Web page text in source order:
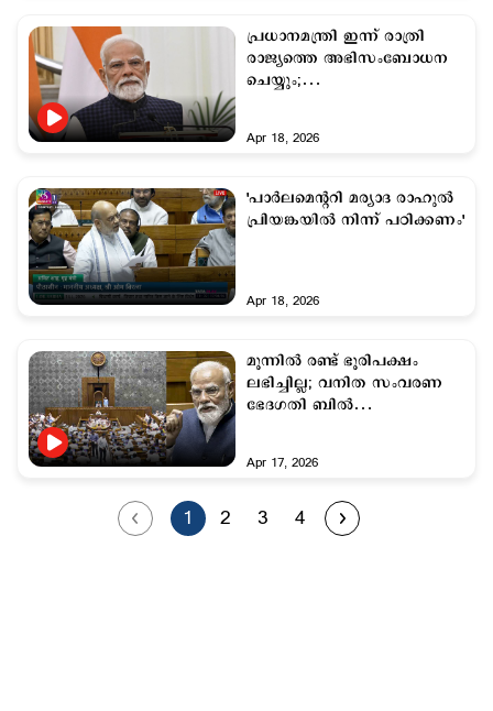
പ്രധാനമന്ത്രി ഇന്ന് രാത്രി
രാജ്യത്തെ അഭിസംബോധന
ചെയ്യും;
Apr 18, 2026
'പാര്‍ലമെന്‍ററി മര്യാദ രാഹുല്‍
പ്രിയങ്കയില്‍ നിന്ന് പഠിക്കണം'
Apr 18, 2026
മൂന്നില്‍ രണ്ട് ഭൂരിപക്ഷം
ലഭിച്ചില്ല; വനിത സംവരണ
ഭേദഗതി ബില്‍
Apr 17, 2026
1 2 3 4